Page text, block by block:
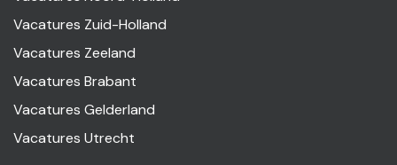
Vacatures Zuid-Holland
Vacatures Zeeland
Vacatures Brabant
Vacatures Gelderland
Vacatures Utrecht